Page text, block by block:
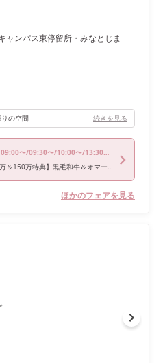
ンパス東停留所・みなとじま
の空間 続きを見る
09:00〜/09:30〜/10:00〜/13:30〜/17:30〜
【8月限定★ギフト券3万＆150万特典】黒毛和牛＆オマール試食
ほかのフェアを見る